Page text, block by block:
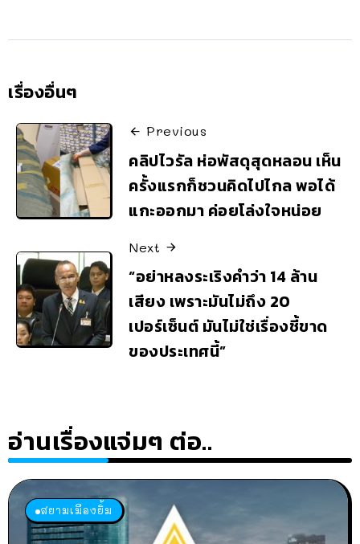
เรื่องอื่นๆ
Previous
คลิปไวรัล ห่อพัสดุสุดหลอน เห็น
ครั้งแรกก็ชวนคิดไปไกล พอได้
แกะออกมา ค่อยโล่งใจหน่อย
Next
“อย่าหลงระเริงคำว่า 14 ล้าน
เสียง เพราะมันไม่ถึง 20
เปอร์เซ็นต์ มันไม่ใช่เรื่องชี้ขาด
ของประเทศนี้”
อ่านเรื่องแจ่มๆ ต่อ..
สยามเมืองยิ้ม